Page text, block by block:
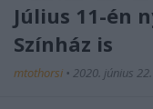
Július 11-én
Színház is
mtothorsi • 2020. június 22.